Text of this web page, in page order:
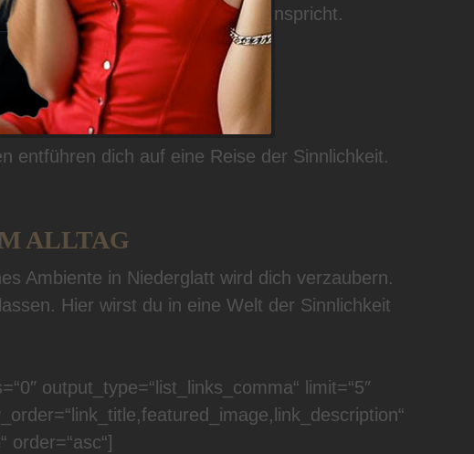
des Genusses, die alle Sinne anspricht.
entführen dich auf eine Reise der Sinnlichkeit.
ALLTAG
Ambiente in Niederglatt wird dich verzaubern.
Hier wirst du in eine Welt der Sinnlichkeit
output_type=“list_links_comma“ limit=“5″
order=“asc“]